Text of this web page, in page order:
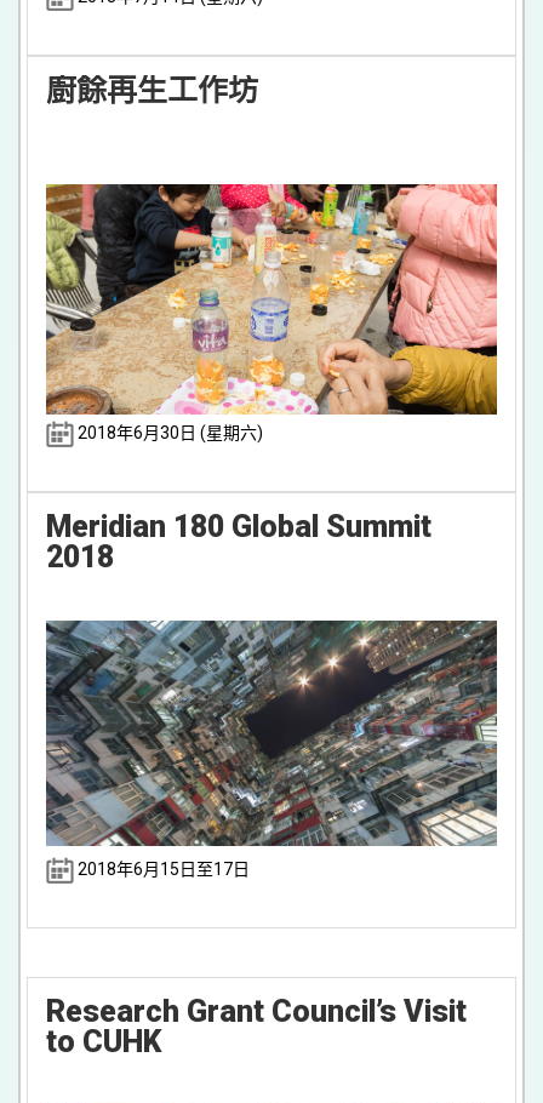
廚餘再生工作坊
2018年6月30日 (星期六)
Meridian 180 Global Summit
2018
2018年6月15日至17日
Research Grant Council’s Visit
to CUHK